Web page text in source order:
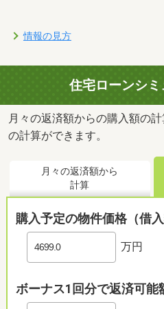
情報の見方
住宅ローンシ
月々の返済額からの購入額の
の計算ができます。
月々の返済額から
計算
購入予定の物件価格（借入
万円
ボーナス1回分で返済可能